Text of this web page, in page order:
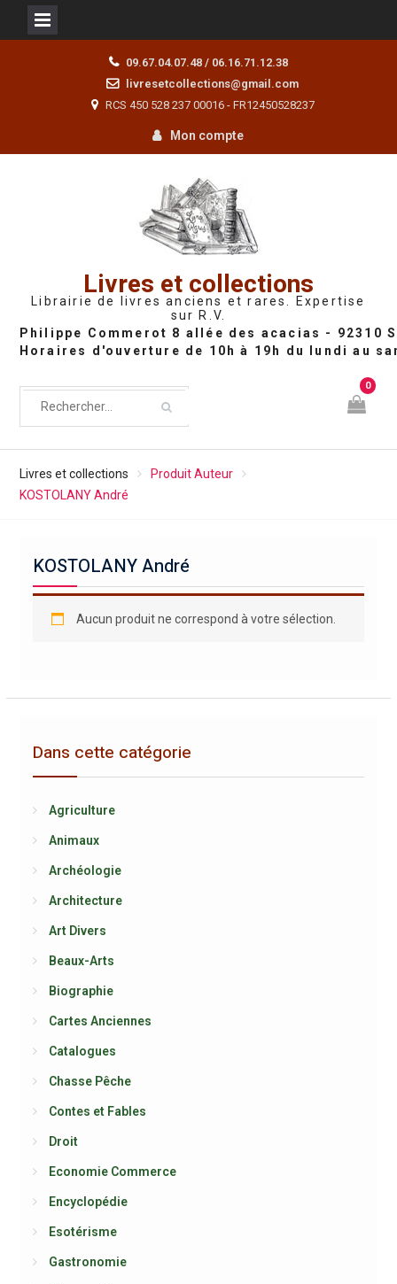
09.67.04.07.48 / 06.16.71.12.38
livresetcollections@gmail.com
RCS 450 528 237 00016 - FR12450528237
Mon compte
Livres et collections
Librairie de livres anciens et rares. Expertise
sur R.V.
0
Livres et collections
Produit Auteur
KOSTOLANY André
KOSTOLANY André
Aucun produit ne correspond à votre sélection.
Dans cette catégorie
Agriculture
Animaux
Archéologie
Architecture
Art Divers
Beaux-Arts
Biographie
Cartes Anciennes
Catalogues
Chasse Pêche
Contes et Fables
Droit
Economie Commerce
Encyclopédie
Esotérisme
Gastronomie